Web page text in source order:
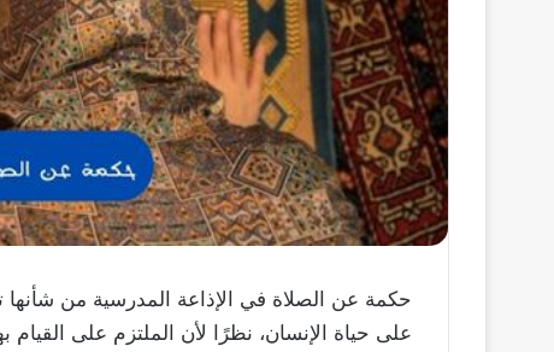
حكمة عن الصلاة في الإذاعة المدرسية من
على حياة الإنسان، نظرًا لأن الملتزم على القيام